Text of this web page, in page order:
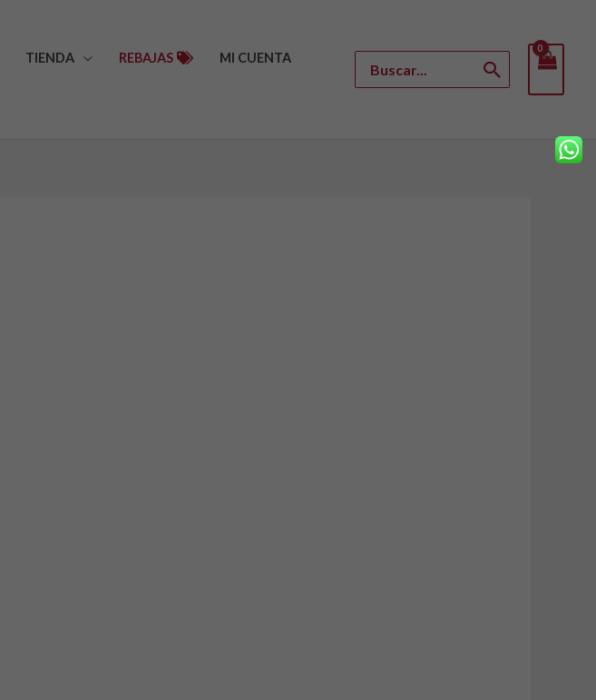
TIENDA REBAJAS MI CUENTA
por: